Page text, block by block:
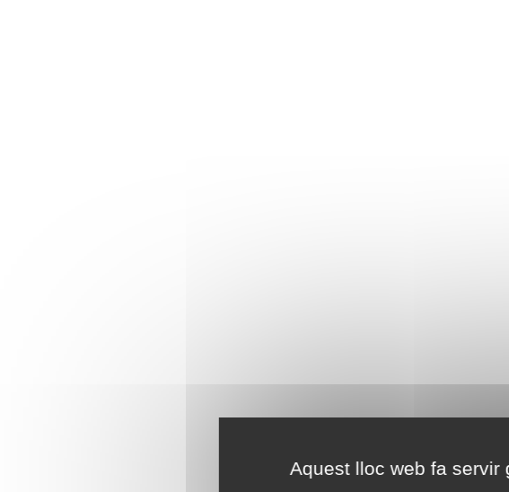
Aquest lloc web fa servir